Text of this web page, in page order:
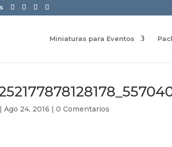
Miniaturas para Eventos
|Ago 24, 2016 |0 Comentarios